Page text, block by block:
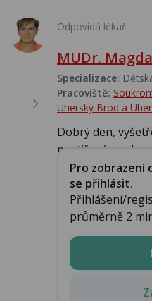
Odpovídá lékař:
MUDr.
Specializace:
Pracoviště:
Uherský Brod a
Dobrý den,
postižení mozku,
Pro zobrazení
se přihlásit.
Přihlášení/
průměrně 2